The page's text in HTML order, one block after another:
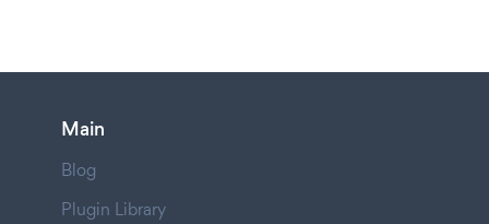
Main
Blog
Plugin Library